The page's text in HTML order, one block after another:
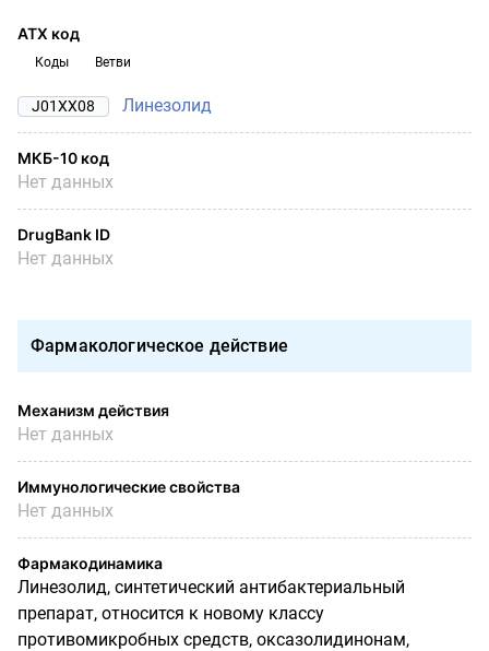
АТХ код
Коды Ветви
J01XX08 Линезолид
МКБ-10 код
Нет данных
DrugBank ID
Нет данных
Фармакологическое действие
Механизм действия
Нет данных
Иммунологические свойства
Нет данных
Фармакодинамика
Линезолид, синтетический антибактериальный
препарат, относится к новому классу
противомикробных средств, оксазолидинонам,